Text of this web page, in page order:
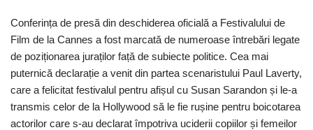
Conferința de presă din deschiderea oficială a Festivalului de
Film de la Cannes a fost marcată de numeroase întrebări legate
de poziționarea juraților față de subiecte politice. Cea mai
puternică declarație a venit din partea scenaristului Paul Laverty,
care a felicitat festivalul pentru afișul cu Susan Sarandon și le-a
transmis celor de la Hollywood să le fie rușine pentru boicotarea
actorilor care s-au declarat împotriva uciderii copiilor și femeilor